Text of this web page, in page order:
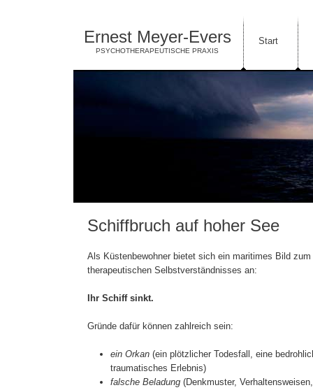
Ernest Meyer-Evers
PSYCHOTHERAPEUTISCHE PRAXIS
Start
Schiffbruch auf hoher See
Als Küstenbewohner bietet sich ein maritimes Bild
therapeutischen Selbstverständnisses an:
Ihr Schiff sinkt.
Gründe dafür können zahlreich sein:
ein Orkan (ein plötzlicher Todesfall, eine
traumatisches Erlebnis)
falsche Beladung (Denkmuster,